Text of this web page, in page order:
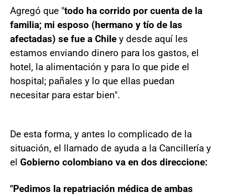
Agregó que "todo ha corrido por cuenta de la
familia; mi esposo (hermano y tío de las
afectadas) se fue a Chile y desde aquí les
estamos enviando dinero para los gastos, el
hotel, la alimentación y para lo que pide el
hospital; pañales y lo que ellas puedan
necesitar para estar bien".
De esta forma, y antes lo complicado de la
situación, el llamado de ayuda a la Cancillería y
el Gobierno colombiano va en dos direccione:
"Pedimos la repatriación médica de ambas